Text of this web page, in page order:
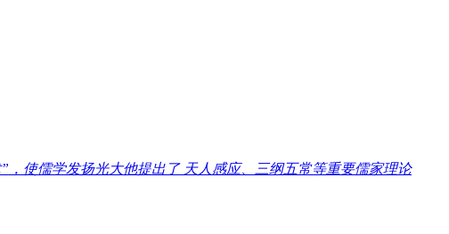
，使儒学发扬光大他提出了 天人感应、三纲五常等重要儒家理论